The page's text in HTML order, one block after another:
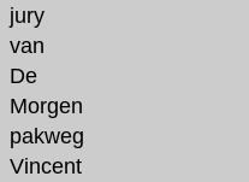
jury
van
De
Morgen
pakweg
Vincent